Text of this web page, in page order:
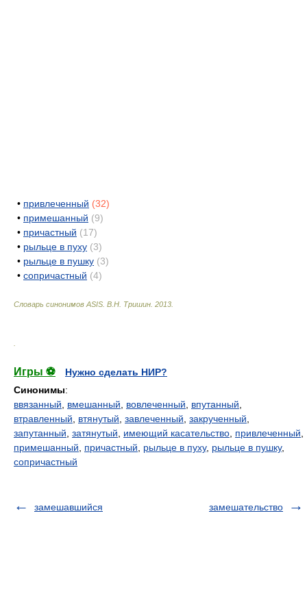
• привлеченный (32)
• примешанный (9)
• причастный (17)
• рыльце в пуху (3)
• рыльце в пушку (3)
• сопричастный (4)
Словарь синонимов ASIS. В.Н. Тришин 2013
Игры ⚽
Нужно сделать НИР?
Синонимы:
ввязанный
вмешанный вовлеченный впутанный
втравленный
втянутый завлеченный закрученный
запутанный затянутый имеющий касательство привлеченный
примешанный
причастный рыльце в пуху, рыльце в пушку,
сопричастный
замешавшийся замешательство